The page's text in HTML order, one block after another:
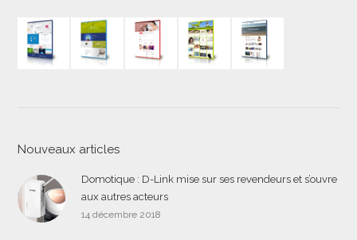
Nouveaux articles
Domotique : D-Link mise sur ses revendeurs et s’ouvre
aux autres acteurs
14 décembre 2018